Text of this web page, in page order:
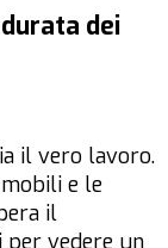
dei
il vero lavoro.
e le
il
vedere un